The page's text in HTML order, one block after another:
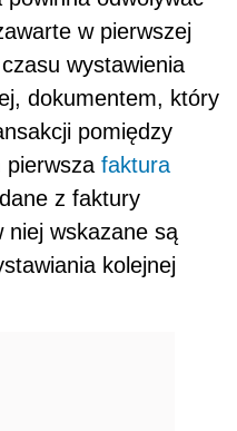
w pierwszej
wystawienia
dokumentem, który
pomiędzy
pierwszafaktura
z faktury
niej wskazane są
kolejnej